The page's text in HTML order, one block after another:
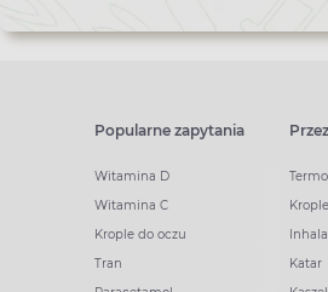
Popularne zapytania
Witamina D
Witamina C
Krople do oczu
Tran
Katar